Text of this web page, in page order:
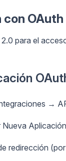
OAuth
para el
→
Nueva
redirección (por